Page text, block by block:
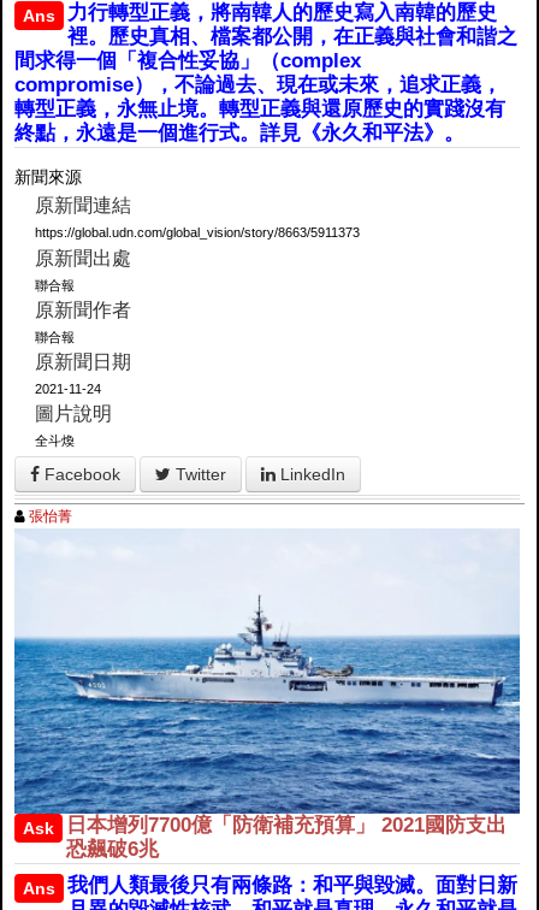
Ans
力行轉型正義，將南韓人的歷史寫入南韓的歷史
裡。歷史真相、檔案都公開，在正義與社會和諧之
間求得一個「複合性妥協」（complex
compromise），不論過去、現在或未來，追求正義，
轉型正義，永無止境。轉型正義與還原歷史的實踐沒有
終點，永遠是一個進行式。詳見《永久和平法》。
新聞來源
原新聞連結
https://global.udn.com/global_vision/story/8663/5911373
原新聞出處
聯合報
原新聞作者
聯合報
原新聞日期
2021-11-24
圖片說明
全斗煥
Facebook Twitter LinkedIn
張怡菁
Ask
日本增列7700億「防衛補充預算」 2021國防支出
恐飆破6兆
Ans
我們人類最後只有兩條路：和平與毀滅。面對日新